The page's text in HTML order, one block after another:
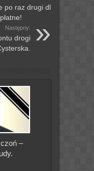
po raz drugi dla
Następny:
drogi
–